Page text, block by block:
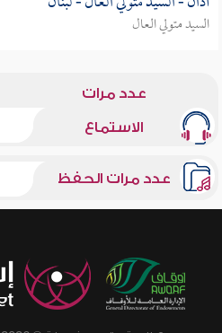
السيد متولي العال
عدد مرات
الاستماع
عدد مرات الحفظ